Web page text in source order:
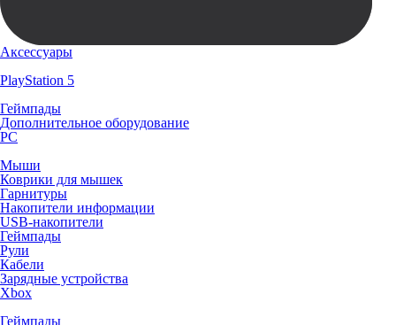
Аксессуары
PlayStation 5
Геймпады
Дополнительное оборудование
PC
Мыши
Коврики для мышек
Гарнитуры
Накопители информации
USB-накопители
Геймпады
Рули
Кабели
Зарядные устройства
Xbox
Геймпады